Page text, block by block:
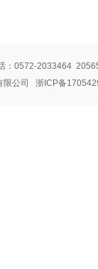
：0572-2033464
限公司 浙ICP备